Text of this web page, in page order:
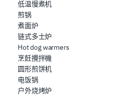
che hanno raccolto dal suo
低温慢煮机
煎锅
煮面炉
链式多士炉
Hot dog warmers
烹飪攪拌機
圆形煎饼机
电饭锅
户外烧烤炉